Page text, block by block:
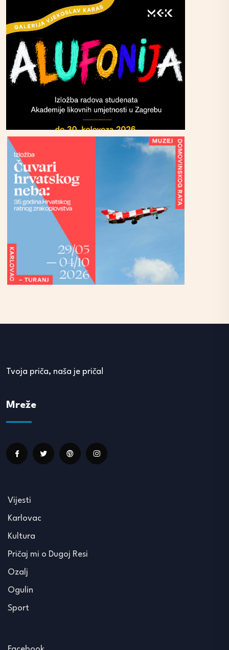
Tvoja priča, naša je priča!
Mreže
Vijesti
Karlovac
Kultura
Pričaj mi o Dugoj Resi
Ozalj
Ogulin
Sport